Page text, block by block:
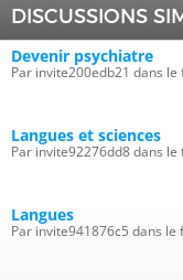
DISCUSSIONS
Devenir psychiatre
Par invite200edb21 dans
Langues et sciences
Par invite92276dd8 dans
Langues
Par invite941876c5 dans